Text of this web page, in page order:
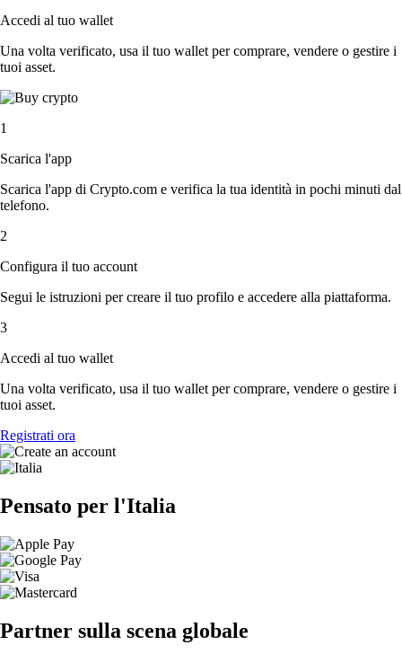
Accedi al tuo wallet
Una volta verificato, usa il tuo wallet per comprare, vendere o gestire i
tuoi asset.
1
Scarica l'app
Scarica l'app di Crypto.com e verifica la tua identità in pochi minuti dal
telefono.
2
Configura il tuo account
Segui le istruzioni per creare il tuo profilo e accedere alla piattaforma.
3
Accedi al tuo wallet
Una volta verificato, usa il tuo wallet per comprare, vendere o gestire i
tuoi asset.
Registrati ora
Pensato per l'Italia
Partner sulla scena globale